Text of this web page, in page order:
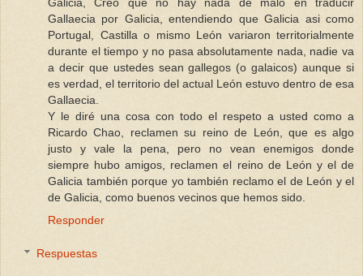
Gallaecia por Galicia, entendiendo que Galicia asi como
Portugal, Castilla o mismo León variaron territorialmente
durante el tiempo y no pasa absolutamente nada, nadie va
a decir que ustedes sean gallegos (o galaicos) aunque si
es verdad, el territorio del actual León estuvo dentro de esa
Gallaecia.
Y le diré una cosa con todo el respeto a usted como a
Ricardo Chao, reclamen su reino de León, que es algo
justo y vale la pena, pero no vean enemigos donde
siempre hubo amigos, reclamen el reino de León y el de
Galicia también porque yo también reclamo el de León y el
de Galicia, como buenos vecinos que hemos sido.
Responder
Respuestas